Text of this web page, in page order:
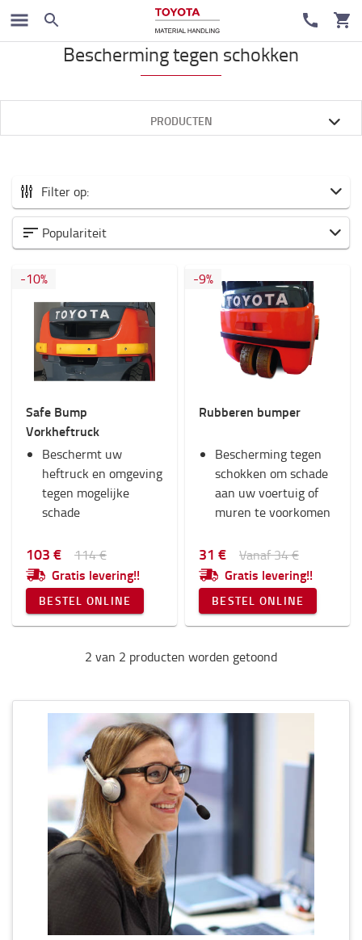
Veiligheid
Bescherming tegen schokken
PRODUCTEN
Filter op:
Alle Accessoires
Heftruck voorzetapparatuur
Veiligheid
Trolleys en steps
Batterij en Electronica
Interieur
RAM-montage
Werkkleding
Toyota-fanshop
Verlichting
Winter
Werkplek en magazijn
Categorie
Bescherming tegen schokken(2)
Populariteit
-10%
Safe Bump
Vorkheftruck
Beschermt uw
heftruck en omgeving
tegen mogelijke
schade
103 € 114 €
Gratis levering!!
BESTEL ONLINE
-9%
Rubberen bumper
Bescherming tegen
schokken om schade
aan uw voertuig of
muren te voorkomen
31 € Vanaf 34 €
Gratis levering!!
BESTEL ONLINE
2 van 2 producten worden getoond